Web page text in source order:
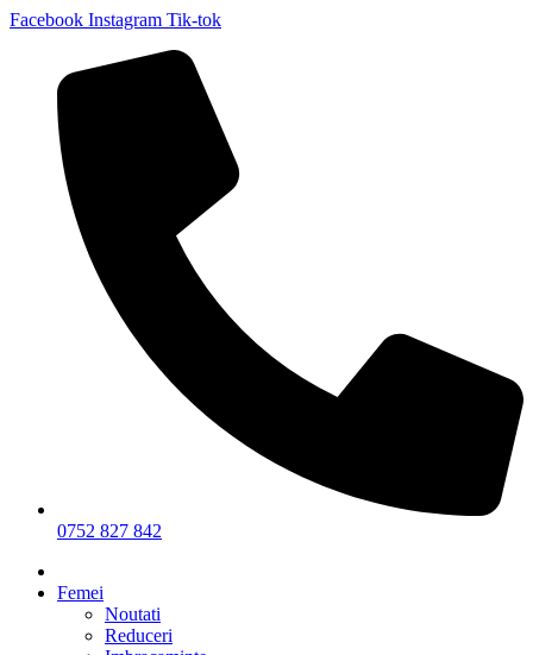
Facebook Instagram Tik-tok
0752 827 842
Femei
Noutati
Reduceri